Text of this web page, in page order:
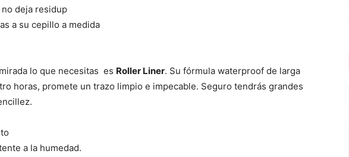
deja residup
a su cepillo a medida
lo que necesitas es Roller Liner. Su fórmula waterproof de larga
horas, promete un trazo limpio e impecable. Seguro tendrás grandes
a la humedad.